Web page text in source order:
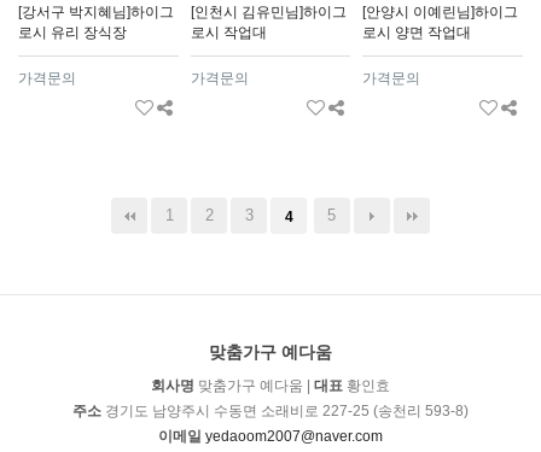
[강서구 박지혜님]하이그
로시 유리 장식장
가격문의
[인천시 김유민님]하이그
로시 작업대
가격문의
[안양시 이예린님]하이그
로시 양면 작업대
가격문의
1 2 3 4 5
맞춤가구 예다움
회사명 맞춤가구 예다움 | 대표 황인효
주소 경기도 남양주시 수동면 소래비로 227-25 (송천리 593-8)
이메일 yedaoom2007@naver.com